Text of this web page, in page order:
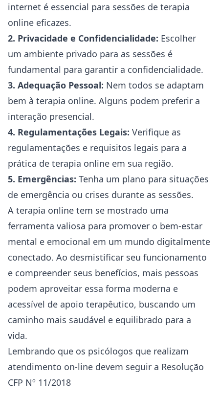
internet é essencial para sessões de terapia
online eficazes.
2. Privacidade e Confidencialidade: Escolher
um ambiente privado para as sessões é
fundamental para garantir a confidencialidade.
3. Adequação Pessoal: Nem todos se adaptam
bem à terapia online. Alguns podem preferir a
interação presencial.
4. Regulamentações Legais: Verifique as
regulamentações e requisitos legais para a
prática de terapia online em sua região.
5. Emergências: Tenha um plano para situações
de emergência ou crises durante as sessões.
A terapia online tem se mostrado uma
ferramenta valiosa para promover o bem-estar
mental e emocional em um mundo digitalmente
conectado. Ao desmistificar seu funcionamento
e compreender seus benefícios, mais pessoas
podem aproveitar essa forma moderna e
acessível de apoio terapêutico, buscando um
caminho mais saudável e equilibrado para a
vida.
Lembrando que os psicólogos que realizam
atendimento on-line devem seguir a Resolução
CFP Nº 11/2018